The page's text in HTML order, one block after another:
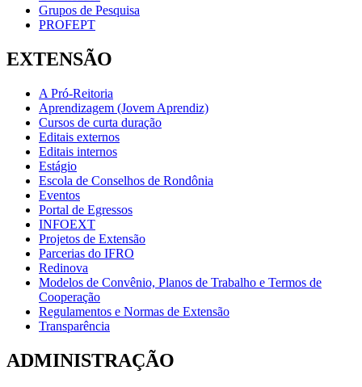
Grupos de Pesquisa
PROFEPT
EXTENSÃO
A Pró-Reitoria
Aprendizagem (Jovem Aprendiz)
Cursos de curta duração
Editais externos
Editais internos
Estágio
Escola de Conselhos de Rondônia
Eventos
Portal de Egressos
INFOEXT
Projetos de Extensão
Parcerias do IFRO
Redinova
Modelos de Convênio, Planos de Trabalho e Termos de
Cooperação
Regulamentos e Normas de Extensão
Transparência
ADMINISTRAÇÃO